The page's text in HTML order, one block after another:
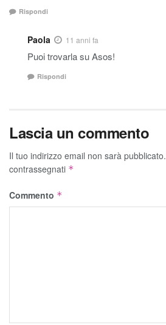
Rispondi
Paola 11 anni fa
Puoi trovarla su Asos!
Rispondi
Lascia un commento
Il tuo indirizzo email non sarà pubblicato.
contrassegnati *
Commento *